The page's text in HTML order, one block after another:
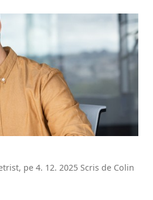
pe 4. 12. 2025 Scris de Colin